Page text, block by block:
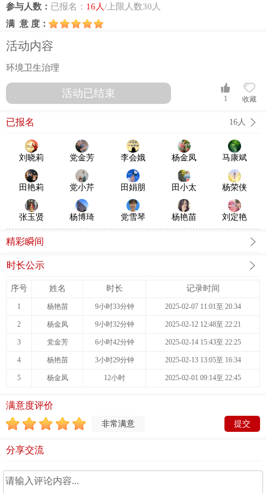
参与人数： 已报名： 16人/上限人数30人
满 意 度：
活动内容
环境卫生治理
活动已结束 收藏
1
已报名 16人
刘晓莉 党金芳 李会娥 杨金凤 马康斌
田艳莉 党小芹 田娟朋 田小太 杨荣侠
张玉贤 杨博琦 党雪琴 杨艳苗 刘定艳
精彩瞬间
时长公示
序号 姓名 时长 记录时间
1 杨艳苗 9小时33分钟 2025-02-07 11:01至 20:34
2 杨金凤 9小时32分钟 2025-02-12 12:48至 22:21
3 党金芳 6小时42分钟 2025-02-14 15:43至 22:25
4 杨艳苗 3小时29分钟 2025-02-13 13:05至 16:34
5 杨金凤 12小时 2025-02-01 09:14至 22:45
满意度评价
非常满意
分享交流